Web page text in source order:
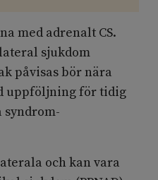
med adrenalt CS.
sjukdom
påvisas bör nära
uppföljning för tidig
och kan vara